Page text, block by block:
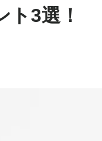
ト3選！